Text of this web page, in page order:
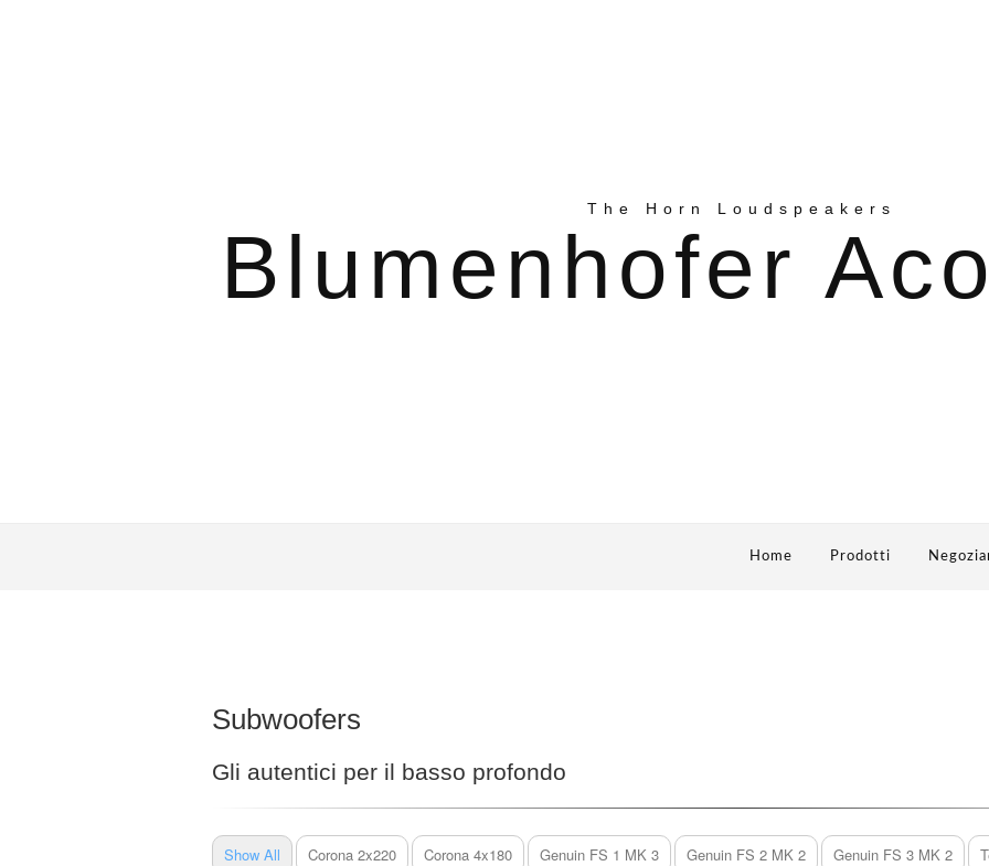
The Horn Loudspeakers
Blumenhofer
Home Prodotti
Subwoofers
Gli autentici per il basso profondo
Show All Corona 2x220 Corona 4x180 Genuin FS 1 MK 3 Genuin FS 2 MK 2 Genuin FS 3 MK 2